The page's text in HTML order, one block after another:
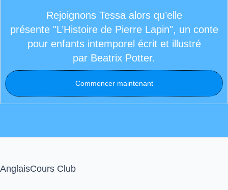
Rejoignons Tessa alors qu’elle
présente "L’Histoire de Pierre Lapin", un conte
pour enfants intemporel écrit et illustré
par Beatrix Potter.
Commencer maintenant
AnglaisCours Club